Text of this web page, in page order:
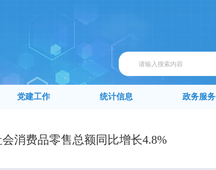
党建工作 统计信息 政务服务
消费品零售总额同比增长4.8%